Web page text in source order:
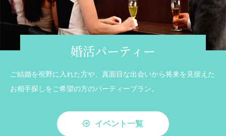
婚活パーティー
ご結婚を視野に入れた方や、真面目な出会いから将来を見据えた
お相手探しをご希望の方のパーティープラン。
イベント一覧